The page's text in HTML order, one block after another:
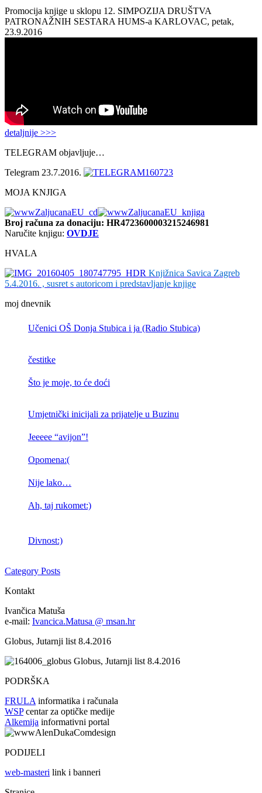
Promocija knjige u sklopu 12. SIMPOZIJA DRUŠTVA
PATRONAŽNIH SESTARA HUMS-a KARLOVAC, petak,
23.9.2016
detaljnije >>>
TELEGRAM objavljuje…
Telegram 23.7.2016.
MOJA KNJIGA
Broj računa za donaciju: HR4723600003215246981
Naručite knjigu: OVDJE
HVALA
Knjižnica Savica Zagreb
5.4.2016. , susret s autoricom i predstavljanje knjige
moj dnevnik
Učenici OŠ Donja Stubica i ja (Radio Stubica)
čestitke
Što je moje, to će doći
Umjetnički inicijali za prijatelje u Buzinu
Jeeeee “avijon”!
Opomena:(
Nije lako…
Ah, taj rukomet:)
Divnost:)
Category Posts
Kontakt
Ivančica Matuša
e-mail: Ivancica.Matusa @ msan.hr
Globus, Jutarnji list 8.4.2016
Globus, Jutarnji list 8.4.2016
PODRŠKA
FRULA informatika i računala
WSPcentar za optičke medije
Alkemija informativni portal
PODIJELI
web-masteri link i banneri